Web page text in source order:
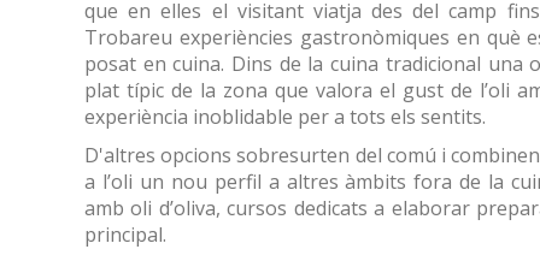
que en elles el visitant viatja des del camp fins
Trobareu experiències gastronòmiques en què
posat en cuina. Dins de la cuina tradicional una
plat típic de la zona que valora el gust de l’oli
experiència inoblidable per a tots els sentits.
D'altres opcions sobresurten del comú i
a l’oli un nou perfil a altres àmbits fora de la
amb oli d’oliva, cursos dedicats a elaborar
principal.